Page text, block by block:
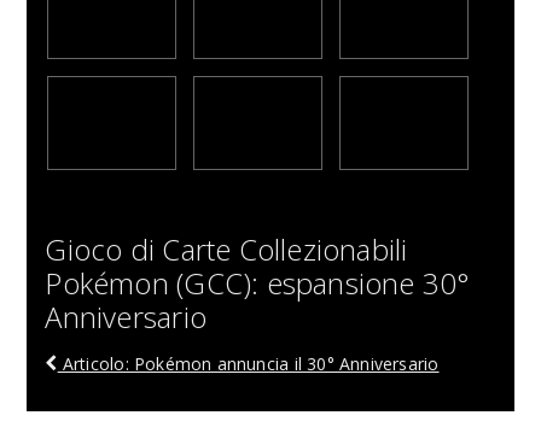
Gioco di Carte Collezionabili
Pokémon (GCC): espansione 30°
Anniversario
Articolo: Pokémon annuncia il 30° Anniversario